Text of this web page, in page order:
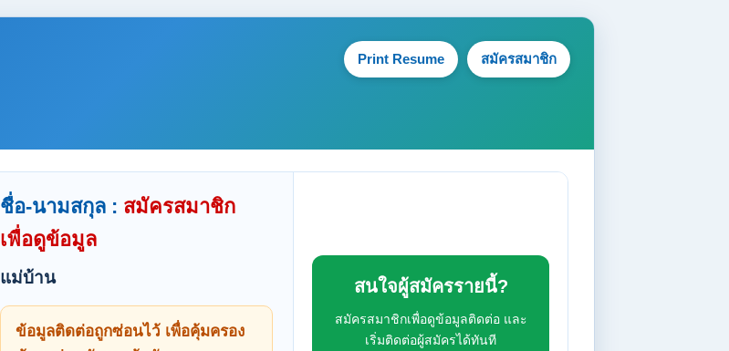
Print Resume สมัครสมาชิก
ชื่อ-นามสกุล : สมัครสมาชิก
เพื่อดูข้อมูล
แม่บ้าน
ข้อมูลติดต่อถูกซ่อนไว้ เพื่อคุ้มครอง
สนใจผู้สมัครรายนี้?
สมัครสมาชิกเพื่อดูข้อมูลติดต่อ และ
เริ่มติดต่อผู้สมัครได้ทันที